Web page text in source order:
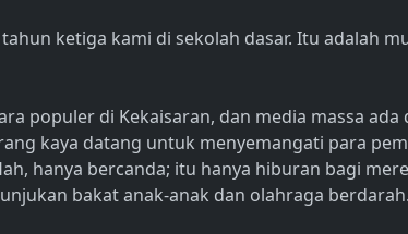
tahun ketiga kami di sekolah dasar. Itu adalah
populer di Kekaisaran, dan media massa ada
kaya datang untuk menyemangati para
hanya bercanda; itu hanya hiburan bagi
bakat anak-anak dan olahraga berdarah.